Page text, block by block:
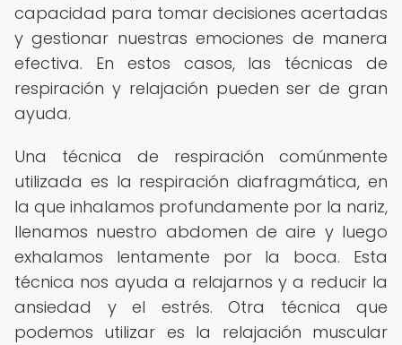
capacidad para tomar decisiones acertadas
y gestionar nuestras emociones de manera
efectiva. En estos casos, las técnicas de
respiración y relajación pueden ser de gran
ayuda.
Una técnica de respiración comúnmente
utilizada es la respiración diafragmática, en
la que inhalamos profundamente por la nariz,
llenamos nuestro abdomen de aire y luego
exhalamos lentamente por la boca. Esta
técnica nos ayuda a relajarnos y a reducir la
ansiedad y el estrés. Otra técnica que
podemos utilizar es la relajación muscular